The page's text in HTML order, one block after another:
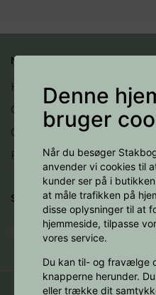
Denne
bruger
Når du besøger
anvender vi cookies til
kunder ser på i
at måle trafikken på
disse oplysninger til at
hjemmeside, tilpasse
vores service.
Du kan til- og fravælge
knapperne herunder.
eller trække dit
NYTTIGE LINKS
Handelsbetingelser
Cookies
Opret profil
Fortryd køb
SOCIALE MEDIER